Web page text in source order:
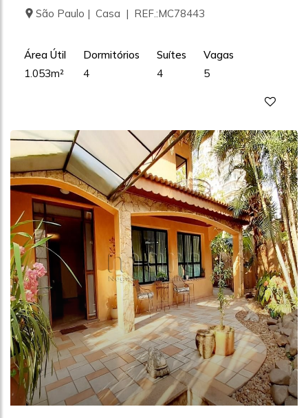
São Paulo | Casa | REF.:MC78443
Área Útil
1.053m²
Dormitórios
4
Suítes
4
Vagas
5